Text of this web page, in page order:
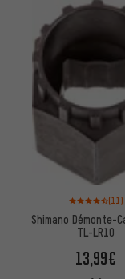
Note (11)
Shimano Démonte-
TL-LR10
13,99€